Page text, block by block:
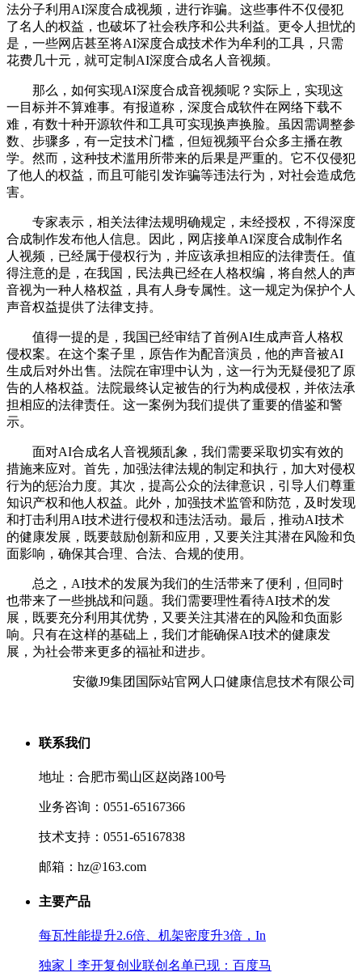
法分子利用AI深度合成视频，进行诈骗。这些事件不仅侵犯
了名人的权益，也破坏了社会秩序和公共利益。更令人担忧的
是，一些网店甚至将AI深度合成技术作为牟利的工具，只需
花费几十元，就可定制AI深度合成名人音视频。
那么，如何实现AI深度合成音视频呢？实际上，实现这
一目标并不算难事。有报道称，深度合成软件在网络下载不
难，有数十种开源软件和工具可实现换声换脸。虽因需调整参
数、步骤多，有一定技术门槛，但短视频平台众多主播在教
学。然而，这种技术滥用所带来的后果是严重的。它不仅侵犯
了他人的权益，而且可能引发诈骗等违法行为，对社会造成危
害。
专家表示，相关法律法规明确规定，未经授权，不得深度
合成制作发布他人信息。因此，网店接单AI深度合成制作名
人视频，已经属于侵权行为，并应该承担相应的法律责任。值
得注意的是，在我国，民法典已经在人格权编，将自然人的声
音视为一种人格权益，具有人身专属性。这一规定为保护个人
声音权益提供了法律支持。
值得一提的是，我国已经审结了首例AI生成声音人格权
侵权案。在这个案子里，原告作为配音演员，他的声音被AI
生成后对外出售。法院在审理中认为，这一行为无疑侵犯了原
告的人格权益。法院最终认定被告的行为构成侵权，并依法承
担相应的法律责任。这一案例为我们提供了重要的借鉴和警
示。
面对AI合成名人音视频乱象，我们需要采取切实有效的
措施来应对。首先，加强法律法规的制定和执行，加大对侵权
行为的惩治力度。其次，提高公众的法律意识，引导人们尊重
知识产权和他人权益。此外，加强技术监管和防范，及时发现
和打击利用AI技术进行侵权和违法活动。最后，推动AI技术
的健康发展，既要鼓励创新和应用，又要关注其潜在风险和负
面影响，确保其合理、合法、合规的使用。
总之，AI技术的发展为我们的生活带来了便利，但同时
也带来了一些挑战和问题。我们需要理性看待AI技术的发
展，既要充分利用其优势，又要关注其潜在的风险和负面影
响。只有在这样的基础上，我们才能确保AI技术的健康发
展，为社会带来更多的福祉和进步。
安徽J9集团国际站官网人口健康信息技术有限公司
联系我们
地址：合肥市蜀山区赵岗路100号
业务咨询：0551-65167366
技术支持：0551-65167838
邮箱：hz@163.com
主要产品
每瓦性能提升2.6倍、机架密度升3倍，In
独家丨李开复创业联创名单已现：百度马